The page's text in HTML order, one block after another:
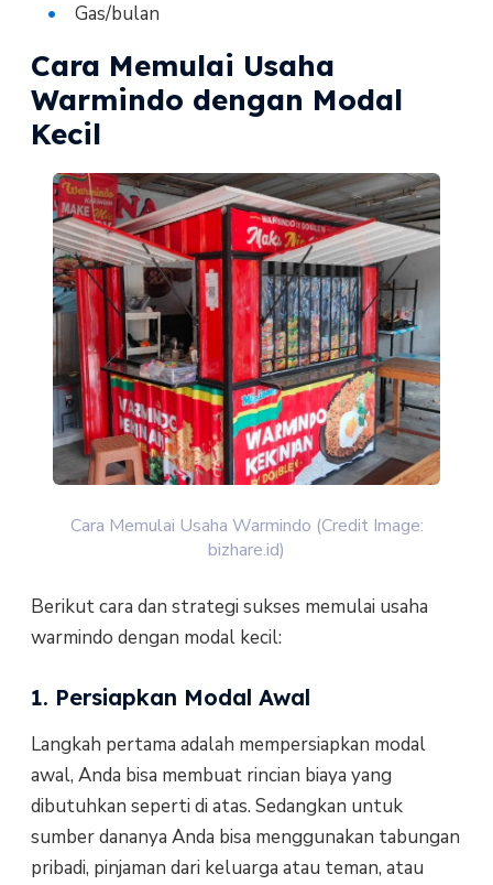
Gas/bulan
Cara Memulai Usaha
Warmindo dengan Modal
Kecil
Cara Memulai Usaha Warmindo (Credit Image:
bizhare.id)
Berikut cara dan strategi sukses memulai usaha
warmindo dengan modal kecil:
1. Persiapkan Modal Awal
Langkah pertama adalah mempersiapkan modal
awal, Anda bisa membuat rincian biaya yang
dibutuhkan seperti di atas. Sedangkan untuk
sumber dananya Anda bisa menggunakan tabungan
pribadi, pinjaman dari keluarga atau teman, atau